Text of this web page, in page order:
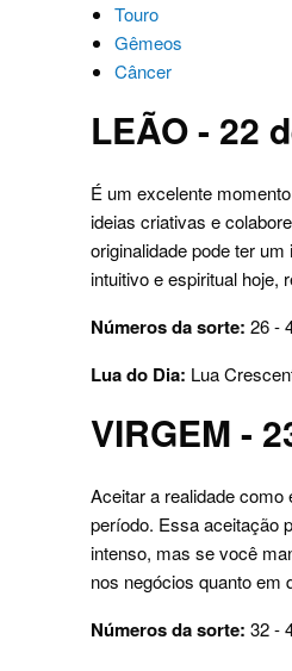
Touro
Gêmeos
Câncer
LEÃO - 22
É um excelente
ideias criativas e
originalidade pode ter
intuitivo e espiritual hoje,
Números da sorte: 26 -
Lua do Dia: Lua
VIRGEM -
Aceitar a realidade
período. Essa aceitação
intenso, mas se você
nos negócios quanto em
Números da sorte: 32 -